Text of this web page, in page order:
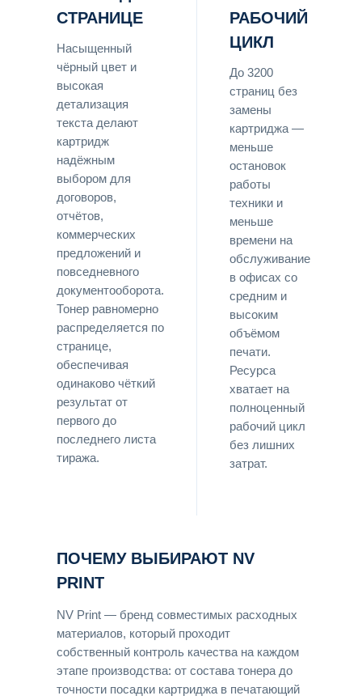
СТРАНИЦЕ
Насыщенный
чёрный цвет и
высокая
детализация
текста делают
картридж
надёжным
выбором для
договоров,
отчётов,
коммерческих
предложений и
повседневного
документооборота.
Тонер равномерно
распределяется по
странице,
обеспечивая
одинаково чёткий
результат от
первого до
последнего листа
тиража.
РАБОЧИЙ
ЦИКЛ
До 3200
страниц без
замены
картриджа —
меньше
остановок
работы
техники и
меньше
времени на
обслуживание
в офисах со
средним и
высоким
объёмом
печати.
Ресурса
хватает на
полноценный
рабочий цикл
без лишних
затрат.
ПОЧЕМУ ВЫБИРАЮТ NV
PRINT
NV Print — бренд совместимых расходных
материалов, который проходит
собственный контроль качества на каждом
этапе производства: от состава тонера до
точности посадки картриджа в печатающий